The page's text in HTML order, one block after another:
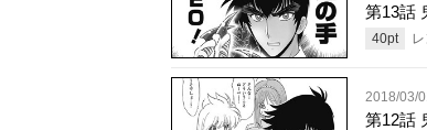
第13話
40pt
2018/03/
第12話